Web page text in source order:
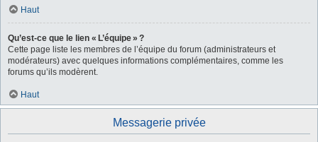
Haut
Qu’est-ce que le lien « L’équipe » ?
Cette page liste les membres de l’équipe du forum (administrateurs et
modérateurs) avec quelques informations complémentaires, comme les
forums qu’ils modèrent.
Haut
Messagerie privée